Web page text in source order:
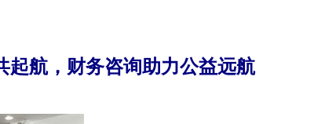
起航，财务咨询助力公益远航